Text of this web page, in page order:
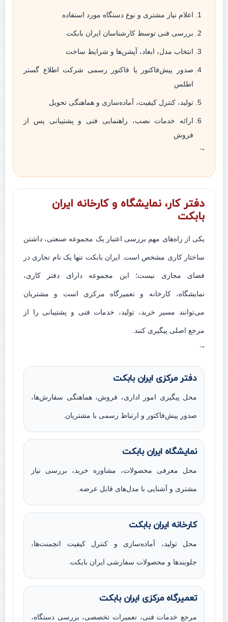
اعلام نیاز مشتری و نوع دستگاه مورد استفاده
بررسی فنی توسط کارشناسان ایران بابکت
انتخاب مدل، ابعاد، آپشن‌ها و شرایط ساخت
صدور پیش‌فاکتور یا فاکتور رسمی شرکت اطلاع گستر
اطلس
تولید، کنترل کیفیت، آماده‌سازی و هماهنگی تحویل
ارائه خدمات نصب، راهنمایی فنی و پشتیبانی پس از
فروش
“`
دفتر کار، نمایشگاه و کارخانه ایران
بابکت
یکی از راه‌های مهم بررسی اعتبار یک مجموعه صنعتی، داشتن
ساختار کاری مشخص است. ایران بابکت تنها یک نام تجاری در
فضای مجازی نیست؛ این مجموعه دارای دفتر کاری،
نمایشگاه، کارخانه و تعمیرگاه مرکزی است و مشتریان
می‌توانند مسیر خرید، تولید، خدمات فنی و پشتیبانی را از
مرجع اصلی پیگیری کنند.
“`
دفتر مرکزی ایران بابکت
محل پیگیری امور اداری، فروش، هماهنگی سفارش‌ها،
صدور پیش‌فاکتور و ارتباط رسمی با مشتریان.
نمایشگاه ایران بابکت
محل معرفی محصولات، مشاوره خرید، بررسی نیاز
مشتری و آشنایی با مدل‌های قابل عرضه.
کارخانه ایران بابکت
محل تولید، آماده‌سازی و کنترل کیفیت اتچمنت‌ها،
جلوبندها و محصولات سفارشی ایران بابکت.
تعمیرگاه مرکزی ایران بابکت
مرجع خدمات فنی، تعمیرات تخصصی، بررسی دستگاه،